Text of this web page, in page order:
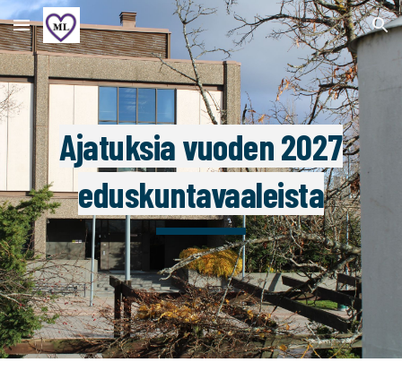
Skip to main content Skip to navigation
Ajatuksia vuoden 2027
eduskuntavaaleista